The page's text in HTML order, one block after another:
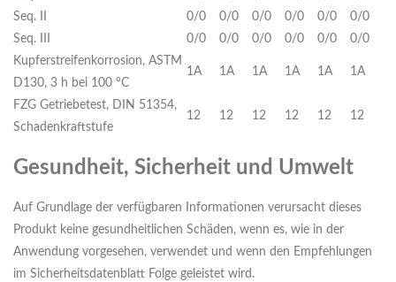
Seq. II
0/0 0/0 0/0 0/0 0/0
0/0
Seq. III
0/0 0/0 0/0 0/0 0/0
0/0
Kupferstreifenkorrosion, ASTM
D130, 3 h bei 100 °C
1A 1A 1A 1A 1A 1A
FZG Getriebetest, DIN 51354,
Schadenkraftstufe
12 12 12 12 12 12
Gesundheit, Sicherheit und Umwelt
Auf Grundlage der verfügbaren Informationen verursacht dieses
Produkt keine gesundheitlichen Schäden, wenn es, wie in der
Anwendung vorgesehen, verwendet und wenn den Empfehlungen
im Sicherheitsdatenblatt Folge geleistet wird.